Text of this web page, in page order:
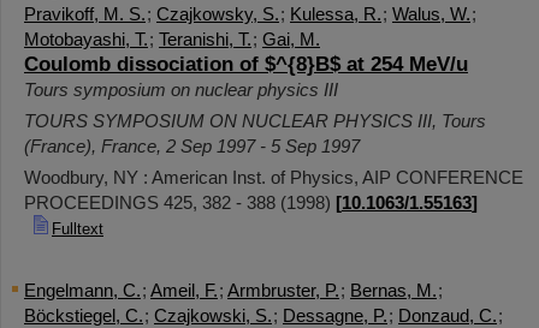
Pravikoff, M. S.; Czajkowsky, S.; Kulessa, R.; Walus, W.;
Motobayashi, T.; Teranishi, T.; Gai, M.
Coulomb dissociation of $^{8}B$ at 254 MeV/u
Tours symposium on nuclear physics III
TOURS SYMPOSIUM ON NUCLEAR PHYSICS III, Tours
(France), France, 2 Sep 1997 - 5 Sep 1997
Woodbury, NY : American Inst. of Physics, AIP CONFERENCE
PROCEEDINGS 425, 382 - 388 (1998) [10.1063/1.55163]
Fulltext
Engelmann, C.; Ameil, F.; Armbruster, P.; Bernas, M.;
Böckstiegel, C.; Czajkowski, S.; Dessagne, P.; Donzaud, C.;